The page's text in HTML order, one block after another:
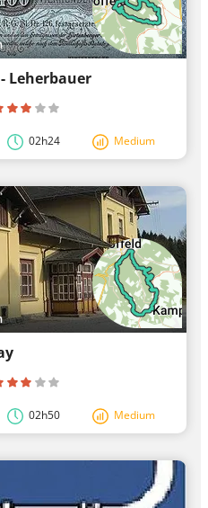
Leherbauer
02h24 Medium
02h50 Medium